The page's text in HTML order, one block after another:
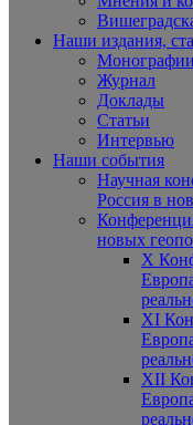
Наши издания,
Монографии
Журнал
Доклады
Статьи
Интервью
Наши события
Научная
Россия в
новых
X
XI
XII